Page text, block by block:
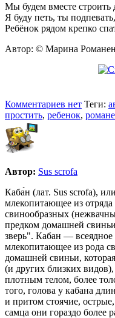
Мы будем вместе строить
Я буду петь, ты подпевать,
Ребёнок рядом крепко
Автор: © Марина
Комментариев нет Теги:
простить, ребенок,
Автор: Sus scrofa
Каба́н (лат. Sus scrofa),
млекопитающее из
свинообразных
предком домашней
зверь". Кабан —
млекопитающее из рода
домашней свиньи,
(и других близких
плотным телом, более
того, голова у кабана
и притом стоячие,
самца они гораздо более